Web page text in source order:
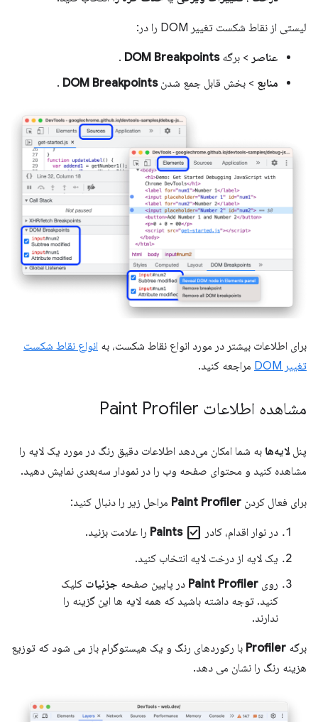
لیستی از نقاط شکست تغییر DOM را در:
عناصر > برگهDOM Breakpoints
.
منابع > بخش قابل جمع شدنDOM Breakpoints
.
برای اطلاعات بیشتر در مورد انواع نقاط شکست، به انواع نقاط شکست
تغییر DOM
مراجعه کنید.
مشاهده اطلاعات Paint Profiler
پنللایه‌ها به شما امکان می‌دهد اطلاعات دقیق رنگ در مورد یک لایه را
مشاهده کنید و محتوای صفحه وب را در نمودار سه‌بعدی نمایش دهید.
برای فعال کردن Paint Profiler مراحل زیر را دنبال کنید:
در نوار اقدام، کادر check_box
Paints را علامت بزنید.
یک لایه از درخت لایه انتخاب کنید.
روی Paint Profiler در پایین صفحه جزئیات کلیک
کنید. توجه داشته باشید که همه لایه ها این گزینه را
ندارند.
برگه Profiler با رکوردهای رنگ و یک هیستوگرام باز می شود که توزیع
هزینه رنگ را نشان می دهد.